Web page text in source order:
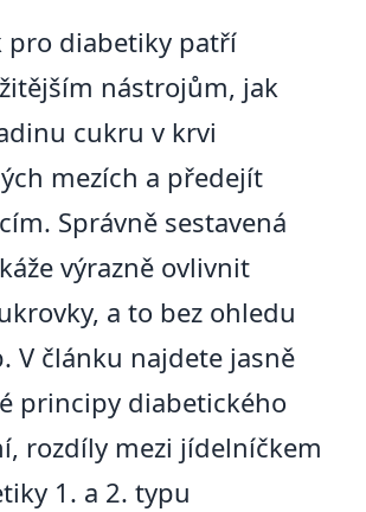
pro diabetiky patří
nástrojům, jak
cukru v krvi
mezích a předejít
Správně sestavená
výrazně ovlivnit
a to bez ohledu
V článku najdete jasně
principy diabetického
rozdíly mezi jídelníčkem
1. a 2. typu